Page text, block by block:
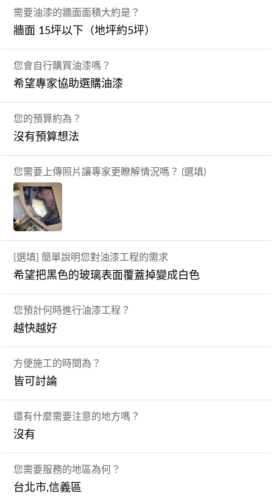
需要油漆的牆面面積大約是？
牆面 15坪以下（地坪約5坪）
您會自行購買油漆嗎？
希望專家協助選購油漆
您的預算約為？
沒有預算想法
您需要上傳照片讓專家更瞭解情況嗎？ (選填)
[選填] 簡單說明您對油漆工程的需求
希望把黑色的玻璃表面覆蓋掉變成白色
您預計何時進行油漆工程？
越快越好
方便施工的時間為？
皆可討論
還有什麼需要注意的地方嗎？
沒有
您需要服務的地區為何？
台北市,信義區